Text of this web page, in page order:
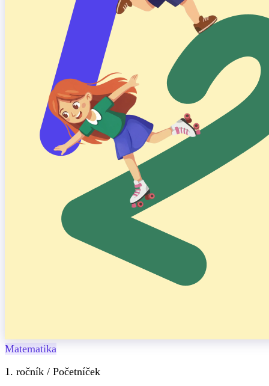
Matematika
1. ročník / Početníček